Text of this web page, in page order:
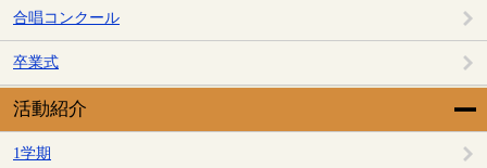
合唱コンクール
卒業式
活動紹介
1学期